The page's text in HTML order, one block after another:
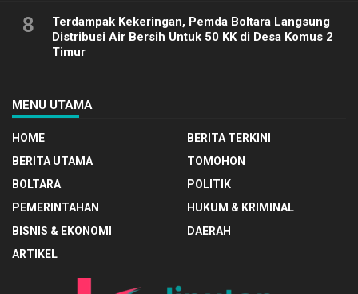
8
Terdampak Kekeringan, Pemda Boltara Langsung
Distribusi Air Bersih Untuk 50 KK di Desa Komus 2
Timur
MENU UTAMA
HOME
BERITA TERKINI
BERITA UTAMA
TOMOHON
BOLTARA
POLITIK
PEMERINTAHAN
HUKUM & KRIMINAL
BISNIS & EKONOMI
DAERAH
ARTIKEL